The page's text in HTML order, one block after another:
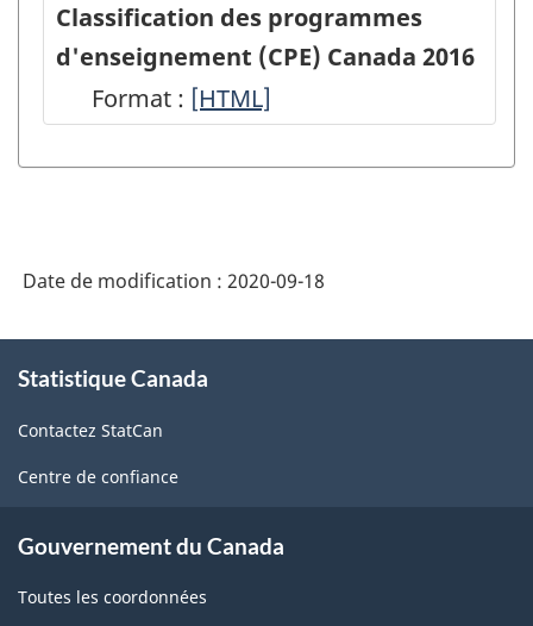
Classification des programmes
d'enseignement (CPE) Canada 2016
Format : Classification
programmes
Canada
2016
-
[HTML]
Date de modification : 2020-09-18
propos
ce
site
Statistique Canada
Contactez StatCan
Centre de confiance
Gouvernement du Canada
Toutes les coordonnées